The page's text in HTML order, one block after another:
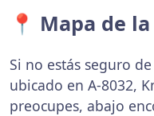
📍 Mapa de
Si no estás seguro
ubicado en A-8032,
preocupes, abajo